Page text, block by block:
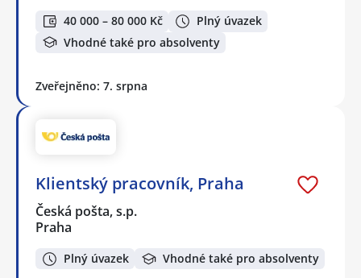
40 000 – 80 000 Kč
Plný úvazek
Vhodné také pro absolventy
Zveřejněno: 7. srpna
Klientský pracovník, Praha
Česká pošta, s.p.
Praha
Plný úvazek Vhodné také pro absolventy